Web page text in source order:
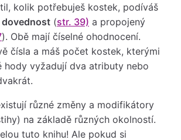
kolik potřebuješ kostek, podíváš
dovednost (str. 39) a propojený
). Obě mají číselné ohodnocení.
čísla a máš počet kostek, kterými
hody vyžadují dva atributy nebo
různé změny a modifikátory
na základě různých okolností.
tuto knihu! Ale pokud si